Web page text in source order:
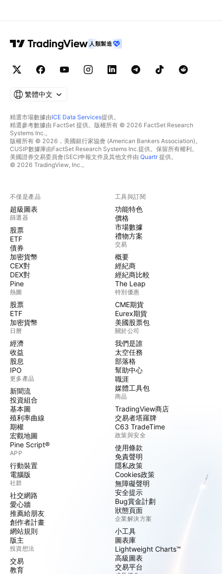
人類製造
繁體中文
精選市場數據由ICE Data Services提供。
精選參考數據由 FactSet 提供。版權所有 © 2026 FactSet Research
Systems Inc.。
版權所有 © 2026，美國銀行家協會 (American Bankers Association)。
CUSIP數據庫由FactSet Research Systems Inc.提供。保留所有權利。
美國證券交易委員會(SEC)申報文件及其他文件由 Quartr提供。
© 2026 TradingView, Inc.。
不僅是產品
超級圖表
篩選器
股票
ETF
債券
加密貨幣
CEX對
DEX對
Pine
熱圖
股票
ETF
加密貨幣
日曆
經濟
收益
股息
IPO
更多產品
新聞流
投資組合
基本圖
殖利率曲線
期權
宏觀地圖
Pine Script®
APP
行動裝置
電腦版
社群
社交網路
愛心牆
推薦給朋友
創作者計畫
網站規則
版主
投資想法
交易
教育
工具與訂閱
功能特色
價格
市場數據
禮物方案
交易
概要
經紀商
經紀商比較
The Leap
特別優惠
CME期貨
Eurex期貨
美國股票包
關於公司
我們是誰
太空任務
部落格
幫助中心
職涯
媒體工具包
商品
TradingView商店
交易者塔羅牌
C63 TradeTime
政策與安全
使用條款
免責聲明
隱私政策
Cookies政策
無障礙聲明
安全提示
Bug賞金計劃
狀態頁面
企業解決方案
小工具
圖表庫
Lightweight Charts™
高級圖表
交易平台